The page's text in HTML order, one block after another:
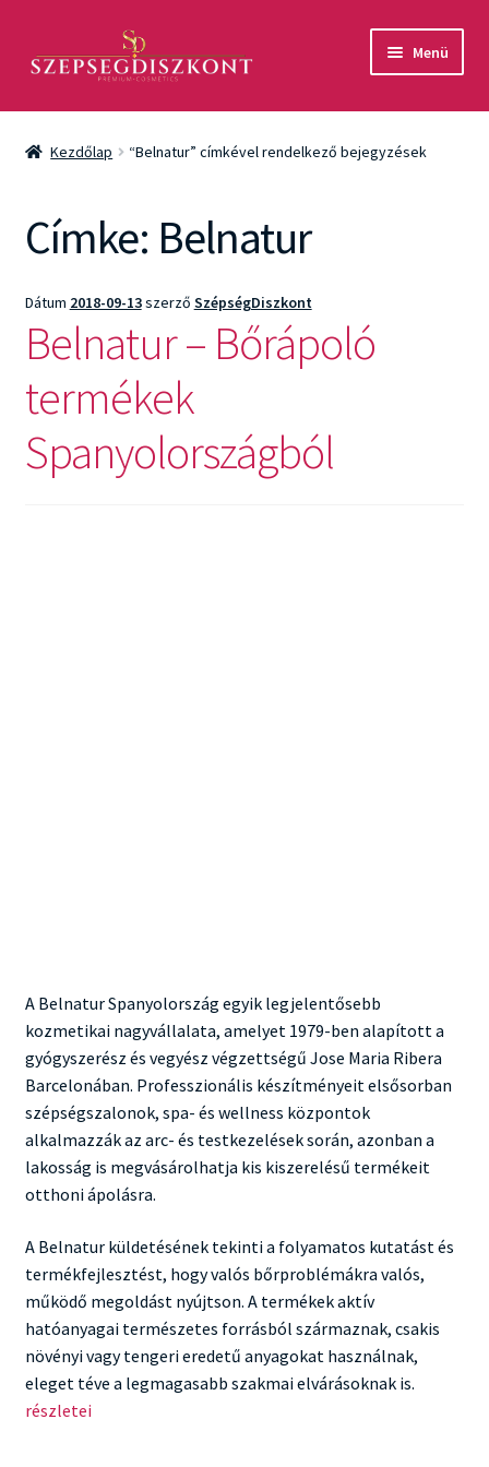
aa
Menü
Akció
Csomagok
Arcápolás
Fényvédelem
Férfiaknak
Márkák
Kezdőlap “Belnatur” címkével rendelkező bejegyzések
Címke: Belnatur
Dátum 2018-09-13szerző SzépségDiszkont
Belnatur – Bőrápoló
termékek
Spanyolországból
A Belnatur Spanyolország egyik legjelentősebb
kozmetikai nagyvállalata, amelyet 1979-ben alapított a
gyógyszerész és vegyész végzettségű Jose Maria Ribera
Barcelonában. Professzionális készítményeit elsősorban
szépségszalonok, spa- és wellness központok
alkalmazzák az arc- és testkezelések során, azonban a
lakosság is megvásárolhatja kis kiszerelésű termékeit
otthoni ápolásra.
A Belnatur küldetésének tekinti a folyamatos kutatást és
termékfejlesztést, hogy valós bőrproblémákra valós,
működő megoldást nyújtson. A termékek aktív
hatóanyagai természetes forrásból származnak, csakis
növényi vagy tengeri eredetű anyagokat használnak,
eleget téve a legmagasabb szakmai elvárásoknak is.Belnatur
részletei